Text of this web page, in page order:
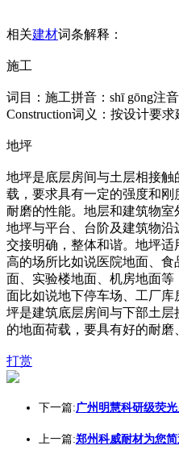
相关建材词条解释：
施工
词目：施工拼音：shī gōng注
Construction词义：按设计要
地坪
地坪是底层房间与土层相接
载，要求具有一定的强度和刚
耐磨的性能。地层和建筑物
地坪与平台、台阶及建筑物
交接明确，整体和谐。地坪
高的场所比如说医院地面、
面、实验楼地面、机房地面
面比如说地下停车场、工厂库
坪是建筑底层房间与下部土
的地面荷载，要具有好的耐磨
打赏
下一篇:广州明慧科研级荧
上一篇:郑州科威耐材为您